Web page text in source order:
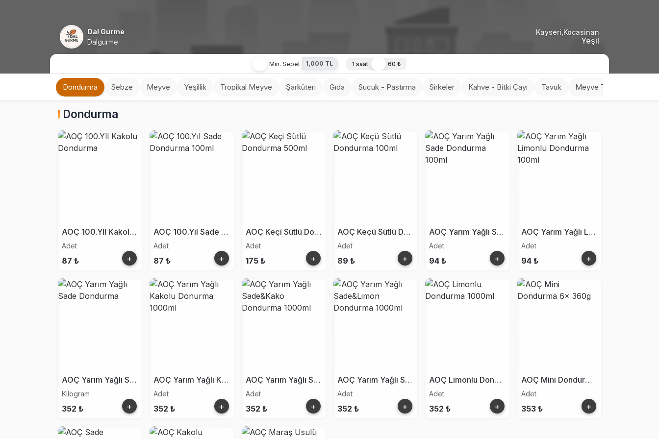
Dal Gurme
Dalgurme
Kayseri,Kocasinan
Yeşil
Min. Sepet 1,000 TL 1 saat 60 ₺
Dondurma Sebze Meyve Yeşillik Tropikal Meyve Şarküteri Gıda Sucuk - Pastırma Sirkeler Kahve - Bitki Çayı Tavuk Meyve Tabakları
Dondurma
AOÇ 100.Yll Kakolu Dondurma
Adet
87 ₺ +
AOÇ 100.Yıl Sade Dondurma 100ml
Adet
87 ₺ +
AOÇ Keçi Sütlü Dondurma 500ml
Adet
175 ₺ +
AOÇ Keçü Sütlü Dondurma 100ml
Adet
89 ₺ +
AOÇ Yarım Yağlı Sade Dondurma 100ml
Adet
94 ₺ +
AOÇ Yarım Yağlı Limonlu Dondurma 100ml
Adet
94 ₺ +
AOÇ Yarım Yağlı Sade Dondurma
Kilogram
352 ₺ +
AOÇ Yarım Yağlı Kakolu Donurma 1000ml
Adet
352 ₺ +
AOÇ Yarım Yağlı Sade&Kako Dondurma 1000ml
Adet
352 ₺ +
AOÇ Yarım Yağlı Sade&Limon Dondurma 1000ml
Adet
352 ₺ +
AOÇ Limonlu Dondurma 1000ml
Adet
352 ₺ +
AOÇ Mini Dondurma 6x 360g
Adet
353 ₺ +